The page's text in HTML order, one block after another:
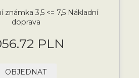
známka 3,5 <= 7,5 Nákladní
doprava
PLN
OBJEDNAT